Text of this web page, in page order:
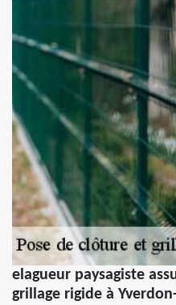
elagueur paysagiste
grillage rigide à